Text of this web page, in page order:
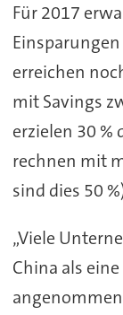
Für 2017
erreichen
mit Savings
erzielen 30 %
rechnen mit
sind dies 50
„Viele
China als